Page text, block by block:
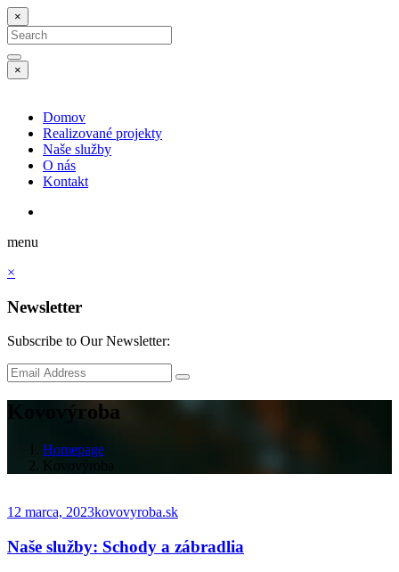
×
Search
for:
Search
×
Domov
Realizované projekty
Naše služby
O nás
Kontakt
menu
×
Newsletter
Subscribe to Our Newsletter:
Subscribe
Kovovýroba
Homepage
Kovovýroba
12 marca, 2023kovovyroba.sk
Naše služby: Schody a zábradlia